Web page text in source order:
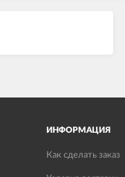
ИНФОРМАЦИЯ
Как сделать заказ